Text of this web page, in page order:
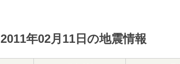
2011年02月11日の地震情報